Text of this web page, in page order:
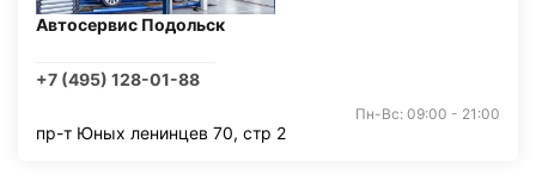
Автосервис Подольск
+7 (495) 128-01-88
Пн-Вс: 09:00 - 21:00
пр-т Юных ленинцев 70, стр 2